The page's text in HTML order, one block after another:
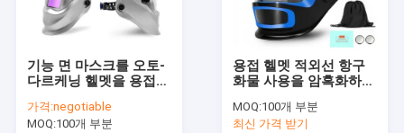
기능 면 마스크를 오토-
다르케닝 헬멧을 용접하
가격:negotiable
MOQ:100개 부분
용접 헬멧 적외선 항구
화물 사용을 암흑화하는
MOQ:100개 부분
최신 가격 받기